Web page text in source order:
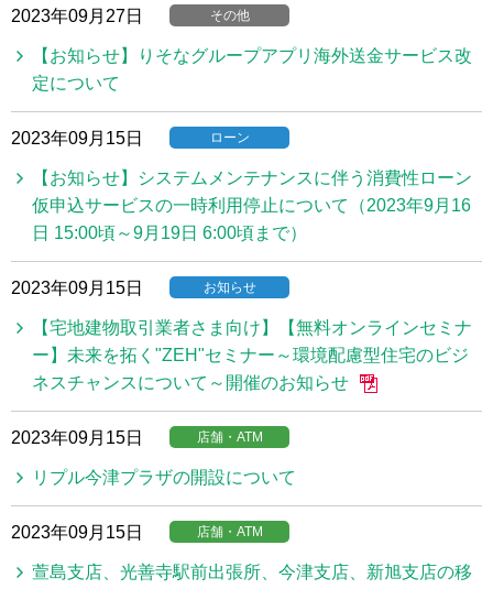
2023年09月27日 その他
【お知らせ】りそなグループアプリ海外送金サービス改
定について
2023年09月15日 ローン
【お知らせ】システムメンテナンスに伴う消費性ローン
仮申込サービスの一時利用停止について（2023年9月16
日 15:00頃～9月19日 6:00頃まで）
2023年09月15日 お知らせ
【宅地建物取引業者さま向け】【無料オンラインセミナ
ー】未来を拓く"ZEH"セミナー～環境配慮型住宅のビジ
ネスチャンスについて～開催のお知らせ
2023年09月15日 店舗・ATM
リプル今津プラザの開設について
2023年09月15日 店舗・ATM
萱島支店、光善寺駅前出張所、今津支店、新旭支店の移